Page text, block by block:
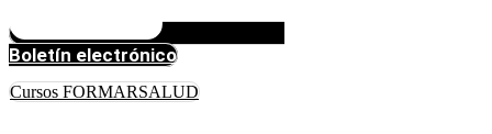
Boletín electrónico
Cursos FORMARSALUD